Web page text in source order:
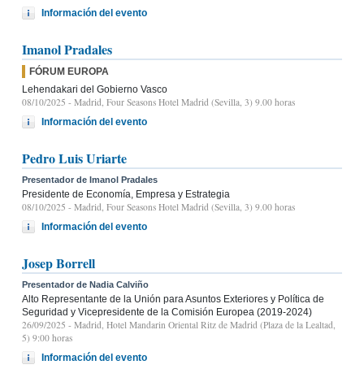
Información del evento
Imanol Pradales
FÓRUM EUROPA
Lehendakari del Gobierno Vasco
08/10/2025 - Madrid, Four Seasons Hotel Madrid (Sevilla, 3) 9.00 horas
Información del evento
Pedro Luis Uriarte
Presentador de Imanol Pradales
Presidente de Economía, Empresa y Estrategia
08/10/2025 - Madrid, Four Seasons Hotel Madrid (Sevilla, 3) 9.00 horas
Información del evento
Josep Borrell
Presentador de Nadia Calviño
Alto Representante de la Unión para Asuntos Exteriores y Política de
Seguridad y Vicepresidente de la Comisión Europea (2019-2024)
26/09/2025 - Madrid, Hotel Mandarin Oriental Ritz de Madrid (Plaza de la Lealtad,
5) 9:00 horas
Información del evento